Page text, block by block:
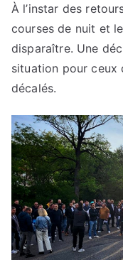
À l’instar des
courses de nuit et
disparaître. Une
situation pour ceux
décalés.